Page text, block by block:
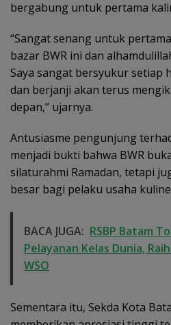
bergabung untuk pertama
“Sangat senang untuk
bazar BWR ini dan
Saya sangat bersyukur setiap
dan berjanji akan terus
depan,” ujarnya.
Antusiasme pengunjung
menjadi bukti bahwa BWR
silaturahmi Ramadan, tetapi
besar bagi pelaku usaha
BACA JUGA: RSBP Batam
Pelayanan Kelas Dunia,
WSO
Sementara itu, Sekda Kota